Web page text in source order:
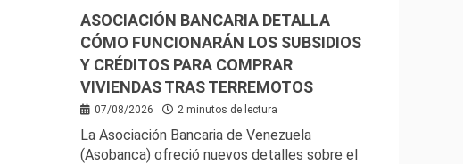
ASOCIACIÓN BANCARIA DETALLA
CÓMO FUNCIONARÁN LOS SUBSIDIOS
Y CRÉDITOS PARA COMPRAR
VIVIENDAS TRAS TERREMOTOS
07/08/2026 2 minutos de lectura
La Asociación Bancaria de Venezuela
(Asobanca) ofreció nuevos detalles sobre el